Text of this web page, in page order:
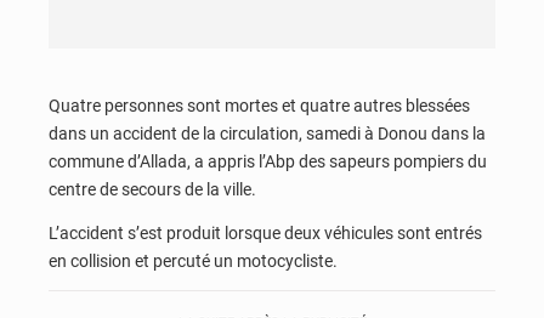
Quatre personnes sont mortes et quatre autres blessées
dans un accident de la circulation, samedi à Donou dans la
commune d’Allada, a appris l’Abp des sapeurs pompiers du
centre de secours de la ville.
L’accident s’est produit lorsque deux véhicules sont entrés
en collision et percuté un motocycliste.